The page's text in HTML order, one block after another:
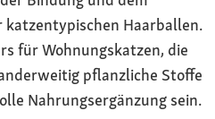
Haarballen.
für Wohnungskatzen, die
pflanzliche Stoffe
Nahrungsergänzung sein.